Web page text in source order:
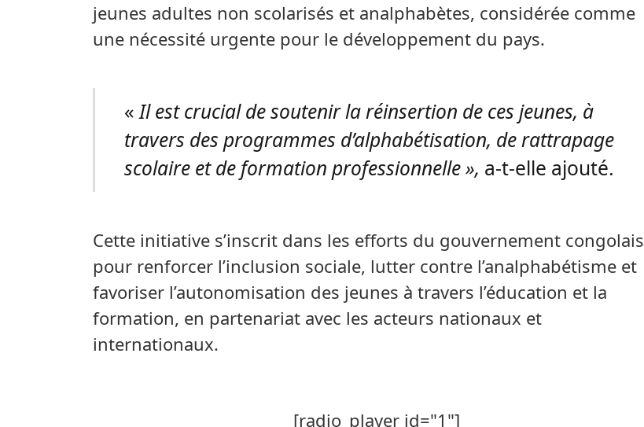
jeunes adultes non scolarisés et analphabètes, considérée comme
une nécessité urgente pour le développement du pays.
«Il est crucial de soutenir la réinsertion de ces jeunes, à
travers des programmes d’alphabétisation, de rattrapage
scolaire et de formation professionnelle », a-t-elle ajouté.
Cette initiative s’inscrit dans les efforts du gouvernement congolais
pour renforcer l’inclusion sociale, lutter contre l’analphabétisme et
favoriser l’autonomisation des jeunes à travers l’éducation et la
formation, en partenariat avec les acteurs nationaux et
internationaux.
[radio_player id="1"]